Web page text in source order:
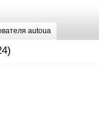
autoua